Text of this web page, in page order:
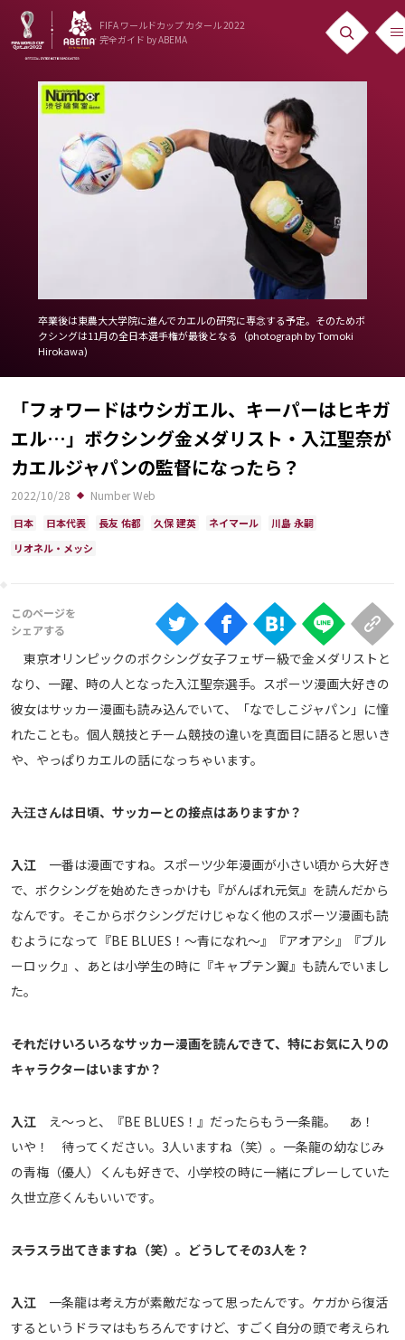
FIFA ワールドカップ カタール 2022
完全ガイド by ABEMA
ニュース
出場国
日程・結果
Schedule
ランキング
Ranking
大会について
About
視聴方法
iOS Apps
Android
Web
プライバシーポリシー
お問い合わせ
卒業後は東農大大学院に進んでカエルの研究に専念する予定。そのためボ
クシングは11月の全日本選手権が最後となる（photograph by Tomoki
Hirokawa)
「フォワードはウシガエル、キーパーはヒキガ
エル…」ボクシング金メダリスト・入江聖奈が
カエルジャパンの監督になったら？
2022/10/28 Number Web
日本 日本代表 長友 佑都 久保 建英 ネイマール
川島 永嗣
リオネル・メッシ
東京オリンピックのボクシング女子フェザー級で金メダリストと
なり、一躍、時の人となった入江聖奈選手。スポーツ漫画大好きの
彼女はサッカー漫画も読み込んでいて、「なでしこジャパン」に憧
れたことも。個人競技とチーム競技の違いを真面目に語ると思いき
や、やっぱりカエルの話になっちゃいます。
――入江さんは日頃、サッカーとの接点はありますか？
入江 一番は漫画ですね。スポーツ少年漫画が小さい頃から大好き
で、ボクシングを始めたきっかけも『がんばれ元気』を読んだから
なんです。そこからボクシングだけじゃなく他のスポーツ漫画も読
むようになって『BE BLUES！～青になれ～』『アオアシ』『ブル
ーロック』、あとは小学生の時に『キャプテン翼』も読んでいまし
た。
――それだけいろいろなサッカー漫画を読んできて、特にお気に入りの
キャラクターはいますか？
入江 え～っと、『BE BLUES！』だったらもう一条龍。 あ！
いや！ 待ってください。3人いますね（笑）。一条龍の幼なじみ
の青梅（優人）くんも好きで、小学校の時に一緒にプレーしていた
久世立彦くんもいいです。
――スラスラ出てきますね（笑）。どうしてその3人を？
入江 一条龍は考え方が素敵だなって思ったんです。ケガから復活
するというドラマはもちろんですけど、すごく自分の頭で考えられ